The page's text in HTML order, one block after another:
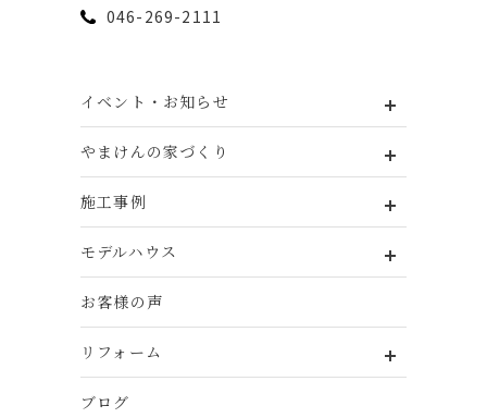
046-269-2111
イベント・お知らせ
やまけんの家づくり
施工事例
モデルハウス
お客様の声
リフォーム
ブログ